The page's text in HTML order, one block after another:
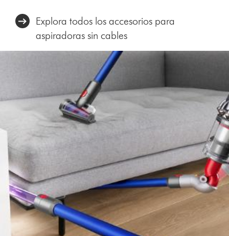
Explora todos los accesorios para
aspiradoras sin cables